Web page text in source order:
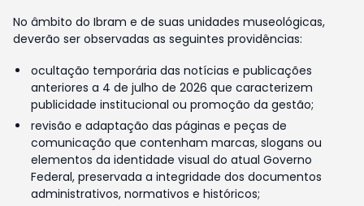
No âmbito do Ibram e de suas unidades museológicas,
deverão ser observadas as seguintes providências:
ocultação temporária das notícias e publicações
anteriores a 4 de julho de 2026 que caracterizem
publicidade institucional ou promoção da gestão;
revisão e adaptação das páginas e peças de
comunicação que contenham marcas, slogans ou
elementos da identidade visual do atual Governo
Federal, preservada a integridade dos documentos
administrativos, normativos e históricos;